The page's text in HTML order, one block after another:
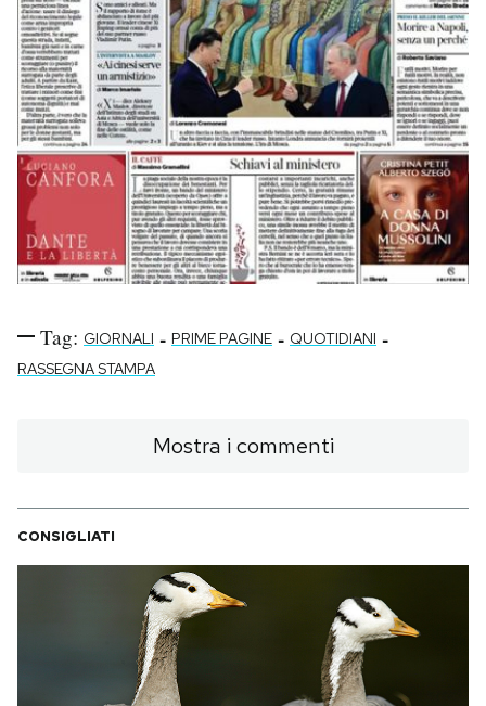
Tag: GIORNALI - PRIME PAGINE - QUOTIDIANI -
RASSEGNA STAMPA
Mostra i commenti
CONSIGLIATI